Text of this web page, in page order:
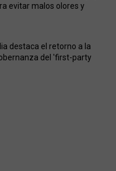
evitar malos olores y
destaca el retorno a la
del 'first-party